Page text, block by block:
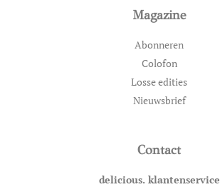
Magazine
Abonneren
Colofon
Losse edities
Nieuwsbrief
Contact
delicious. klantenservice